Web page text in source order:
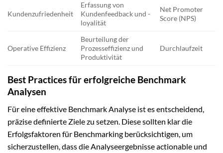
Kundenzufriedenheit
Erfassung von
Kundenfeedback und -
loyalität
Net Promoter
Score (NPS)
Operative Effizienz
Beurteilung der
Prozesseffizienz und
Produktivität
Durchlaufzeit
Best Practices für erfolgreiche Benchmark
Analysen
Für eine effektive Benchmark Analyse ist es entscheidend,
präzise definierte Ziele zu setzen. Diese sollten klar die
Erfolgsfaktoren für Benchmarking berücksichtigen, um
sicherzustellen, dass die Analyseergebnisse actionable und